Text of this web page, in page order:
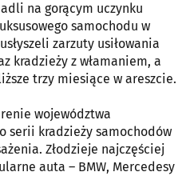
na gorącym uczynku
samochodu w
zarzuty usiłowania
kradzieży z włamaniem, a
trzy miesiące w areszcie.
województwa
serii kradzieży samochodów
Złodzieje najczęściej
auta – BMW, Mercedesy